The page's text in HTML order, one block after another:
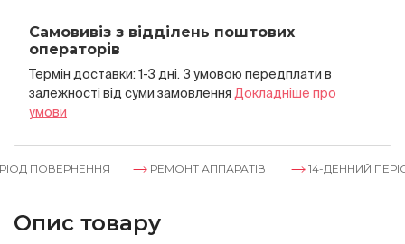
Самовивіз з відділень поштових
операторів
Термін доставки: 1-3 дні. З умовою передплати в
залежностi вiд суми замовлення Докладнiше про
умови
ПОВЕРНЕННЯ РЕМОНТ АППАРАТІВ 14-ДЕННИЙ
Опис товару